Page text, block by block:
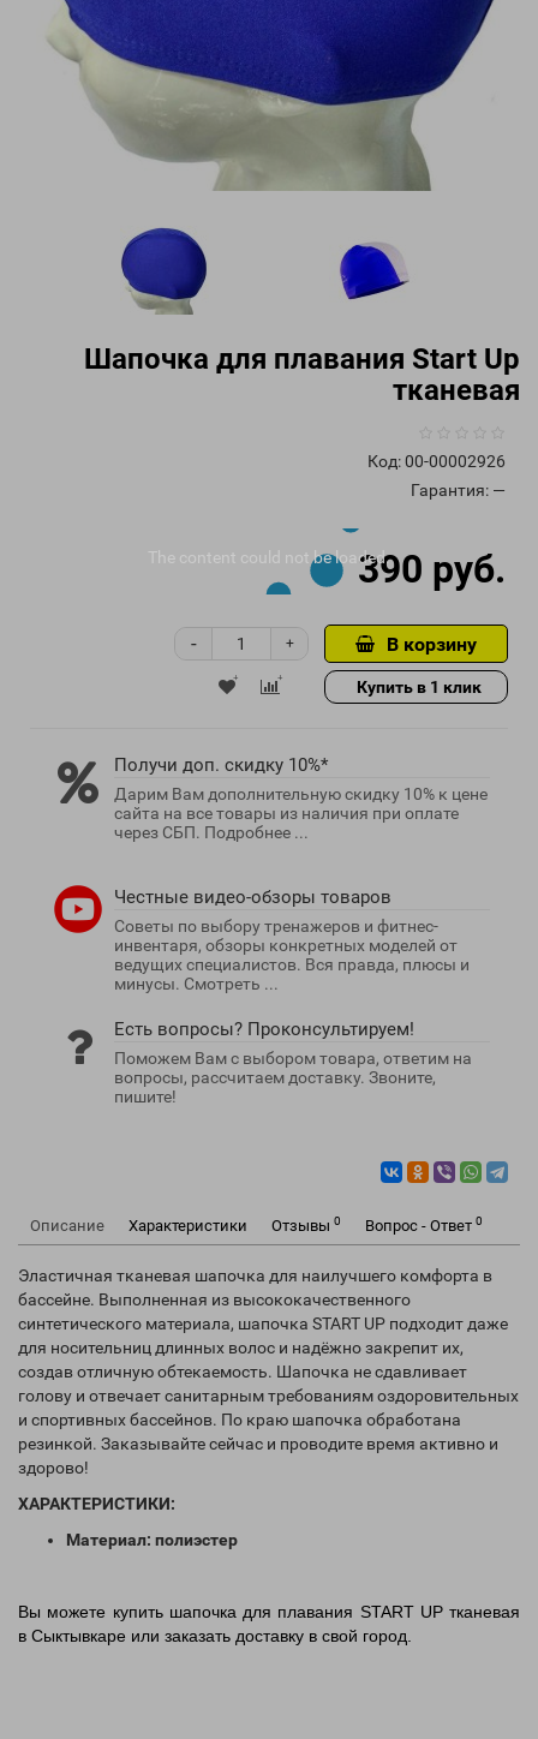
The content could not be loaded.
Шапочка для плавания Start Up
тканевая
Код:00-00002926
Гарантия: —
390 руб.
+
- В корзину
Купить в 1 клик
Получи доп. скидку 10%*
Дарим Вам дополнительную скидку 10% к цене
сайта на все товары из наличия при оплате
через СБП. Подробнее ...
Честные видео-обзоры товаров
Советы по выбору тренажеров и фитнес-
инвентаря, обзоры конкретных моделей от
ведущих специалистов. Вся правда, плюсы и
минусы. Смотреть ...
Есть вопросы? Проконсультируем!
Поможем Вам с выбором товара, ответим на
вопросы, рассчитаем доставку. Звоните,
пишите!
Описание Характеристики Отзывы 0 Вопрос - Ответ 0
Эластичная тканевая шапочка для наилучшего комфорта в
бассейне. Выполненная из высококачественного
синтетического материала, шапочка START UP подходит даже
для носительниц длинных волос и надёжно закрепит их,
создав отличную обтекаемость. Шапочка не сдавливает
голову и отвечает санитарным требованиям оздоровительных
и спортивных бассейнов. По краю шапочка обработана
резинкой. Заказывайте сейчас и проводите время активно и
здорово!
ХАРАКТЕРИСТИКИ:
Материал: полиэстер
Вы можете купить шапочка для плавания START UP тканевая
в Сыктывкаре или заказать доставку в свой город.